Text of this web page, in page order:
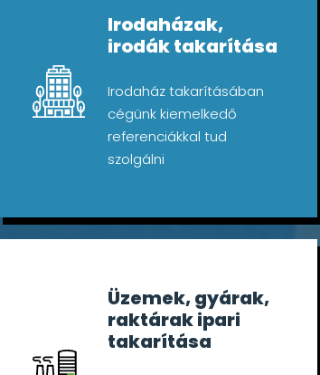
Irodaházak,
irodák takarítása
Irodaház takarításában
cégünk kiemelkedő
referenciákkal tud
szolgálni
Üzemek, gyárak,
raktárak ipari
takarítása